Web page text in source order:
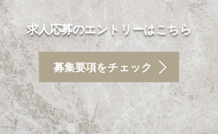
求人応募のエントリーはこちら
募集要項をチェック